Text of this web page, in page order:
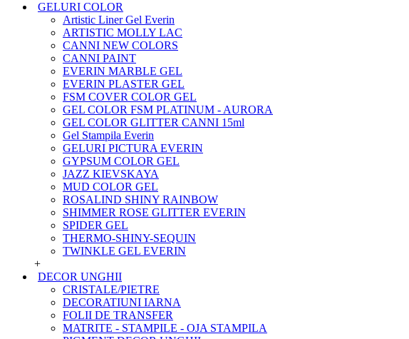
GELURI COLOR
Artistic Liner Gel Everin
ARTISTIC MOLLY LAC
CANNI NEW COLORS
CANNI PAINT
EVERIN MARBLE GEL
EVERIN PLASTER GEL
FSM COVER COLOR GEL
GEL COLOR FSM PLATINUM - AURORA
GEL COLOR GLITTER CANNI 15ml
Gel Stampila Everin
GELURI PICTURA EVERIN
GYPSUM COLOR GEL
JAZZ KIEVSKAYA
MUD COLOR GEL
ROSALIND SHINY RAINBOW
SHIMMER ROSE GLITTER EVERIN
SPIDER GEL
THERMO-SHINY-SEQUIN
TWINKLE GEL EVERIN
+
DECOR UNGHII
CRISTALE/PIETRE
DECORATIUNI IARNA
FOLII DE TRANSFER
MATRITE - STAMPILE - OJA STAMPILA